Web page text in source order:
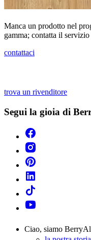
Manca un prodotto nel
gamma; contatta il
contattaci
trova un rivenditore
Segui la gioia di
Ciao, siamo